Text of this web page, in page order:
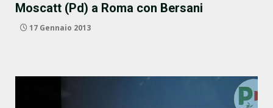
Moscatt (Pd) a Roma con Bersani
17 Gennaio 2013